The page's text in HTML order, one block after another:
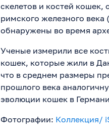
скелетов и костей кошек,
римского железного века
обнаружены во время
Ученые измерили все
кошек, которые жили в
что в среднем размеры
прошлого века
эволюции кошек в
Фотографии: Коллекция/